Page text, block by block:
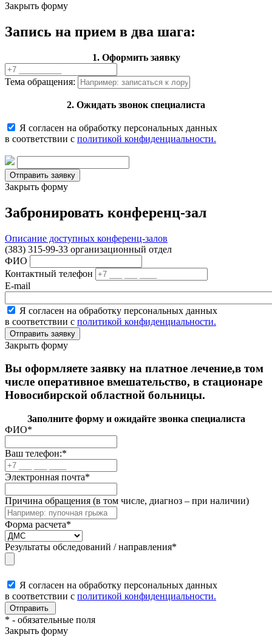
Закрыть форму
Запись на прием в два шага:
1. Оформить заявку
Тема обращения:
2. Ожидать звонок специалиста
Я согласен на обработку персональных данных
в соответствии с политикой конфиденциальности.
Закрыть форму
Забронировать конференц-зал
Описание доступных конференц-залов
(383) 315-99-33 организационный отдел
ФИО
Контактный телефон
E-mail
Я согласен на обработку персональных данных
в соответствии с политикой конфиденциальности.
Закрыть форму
Вы оформляете заявку на платное лечение,в том
числе оперативное вмешательство, в стационаре
Новосибирской областной больницы.
Заполните форму и ожидайте звонка специалиста
ФИО*
Ваш телефон:*
Электронная почта*
Причина обращения (в том числе, диагноз – при наличии)
Форма расчета*
Результаты обследований / направления*
Я согласен на обработку персональных данных
в соответствии с политикой конфиденциальности.
* - обязательные поля
Закрыть форму